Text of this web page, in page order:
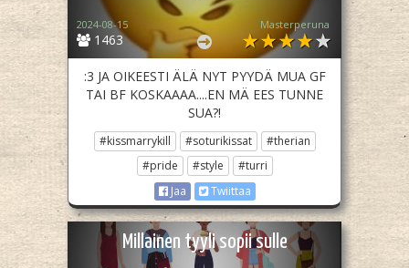
1463
2024-08-15 Masterperuna
:3 JA OIKEESTI ÄLÄ NYT PYYDÄ MUA GF
TAI BF KOSKAAAA....EN MÄ EES TUNNE
SUA?!
#kissmarrykill #soturikissat
#therian
#pride
#style
#turri
Jaa
Twiittaa
Millainen tyyli sopii sulle